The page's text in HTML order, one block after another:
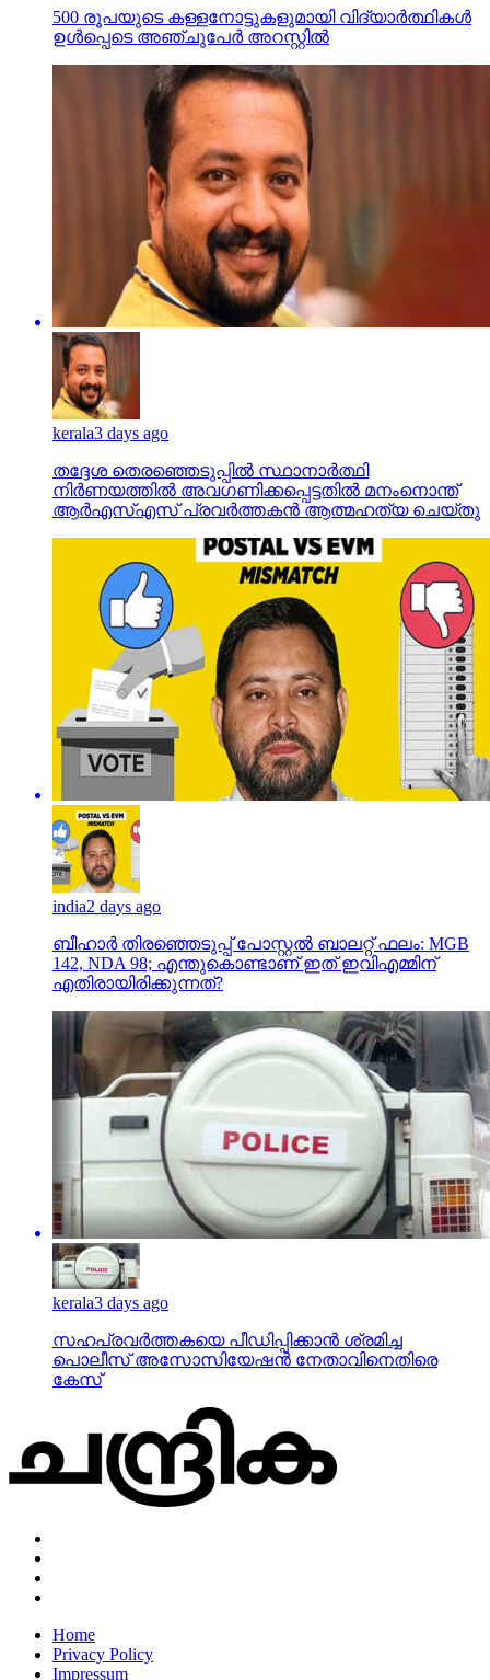
500 രൂപയുടെ കള്ളനോട്ടുകളുമായി വിദ്യാര്‍ത്ഥികള്‍
ഉള്‍പ്പെടെ അഞ്ചുപേര്‍ അറസ്റ്റില്‍
kerala3 days ago
തദ്ദേശ തെരഞ്ഞെടുപ്പില്‍ സ്ഥാനാര്‍ത്ഥി
നിര്‍ണയത്തില്‍ അവഗണിക്കപ്പെട്ടതില്‍ മനംനൊന്ത്
ആര്‍എസ്എസ് പ്രവര്‍ത്തകന്‍ ആത്മഹത്യ ചെയ്തു
india2 days ago
ബീഹാർ തിരഞ്ഞെടുപ്പ് പോസ്റ്റൽ ബാലറ്റ് ഫലം: MGB
142, NDA 98; എന്തുകൊണ്ടാണ് ഇത് ഇവിഎമ്മിന്
എതിരായിരിക്കുന്നത്?
kerala3 days ago
സഹപ്രവര്‍ത്തകയെ പീഡിപ്പിക്കാന്‍ ശ്രമിച്ച
പൊലീസ് അസോസിയേഷന്‍ നേതാവിനെതിരെ
കേസ്
Home
Privacy Policy
Impressum